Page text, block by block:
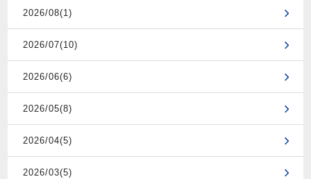
2026/08(1)
2026/07(10)
2026/06(6)
2026/05(8)
2026/04(5)
2026/03(5)